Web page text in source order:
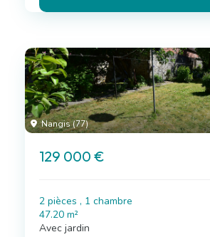
Nangis (77)
129 000 €
2 pièces , 1 chambre
47.20 m²
Avec jardin